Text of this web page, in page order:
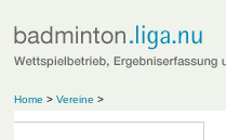
Home > Vereine >